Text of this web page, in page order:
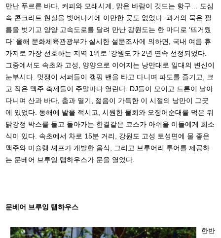
만난 푸르른 바다, 커피와 모래시계, 맑은 바람이 깃드는 항구… 도심
속 콘크리트 현실을 벗어나기에 이만한 곳도 없었다. 과거의 묵은 필
름을 벗기고 양양 고속도로를 달려 만난 강원도는 한 마디로 ‘뜨거웠
다’ 올해 문화체육관광부가 실시한 설문조사에 의하면, 국내 여름 휴
가지로 가장 선호하는 지역 1위로 ‘강원도’가 2년 연속 선정되었다.
그중에서도 속초와 고성, 양양으로 이어지는 낭만대로 일대의 변신이
눈부시다. 멋쟁이 서퍼들이 캠핑 밴을 타고 다니며 파도를 즐기고, 크
고 작은 맥주 축제들이 주말마다 열린다. DJ들이 모이고 드론이 날아
다니며 산과 바다, 춤과 열기, 젊음이 가득한 이 시절의 낭만이 그곳
에 있었다. 동해에 발을 적시고, 시원한 물회와 오징어순대를 먹은 뒤
닭강정 박스를 들고 돌아가는 한결같은 코스가 아쉬울 이들에게 희소
식이 있다. 속초에서 차로 15분 거리, 강원도 고성 토성면에 물 좋은
맥주와 미슐랭 셰프가 개발한 음식, 그리고 브루어리 투어를 제공하
는 문베어 브루잉 탭하우스가 문을 열었다.
문베어 브루잉 탭하우스
한반